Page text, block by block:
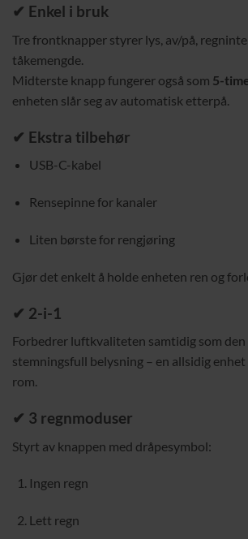
✔ Enkel i bruk
Tre frontknapper styrer lys, av/på,
tåkemengde.
Midterste knapp fungerer også som 5-
enheten slår seg av automatisk etterpå.
✔ Ekstra tilbehør
USB-C-kabel
Rensepinne for kanaler
Liten børste for rengjøring
Gjør det enkelt å holde enheten ren og
✔ 2-i-1
Forbedrer luftkvaliteten samtidig som den
stemningsfull belysning – en allsidig enhet
rom.
✔ 3 regnmoduser
Styrt av knappen med dråpesymbol:
Ingen regn
Lett regn